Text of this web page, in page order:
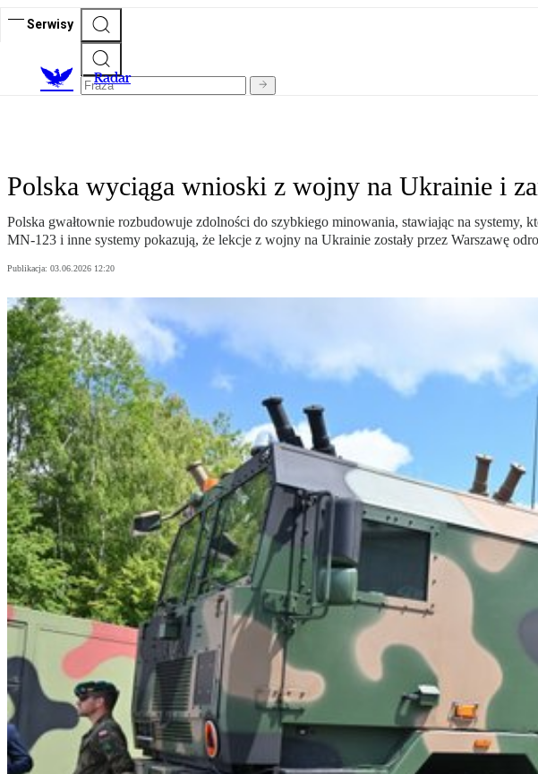
Serwisy
Radar
Polska wyciąga wnioski z wojny na Ukrainie i
Polska gwałtownie rozbudowuje zdolności do szybkiego minowania, stawiając na systemy,
MN-123 i inne systemy pokazują, że lekcje z wojny na Ukrainie zostały przez Warszawę
Publikacja: 03.06.2026 12:20